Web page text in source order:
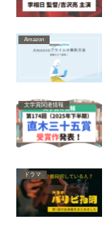
Amazon
文学賞関連情報
ドラマ